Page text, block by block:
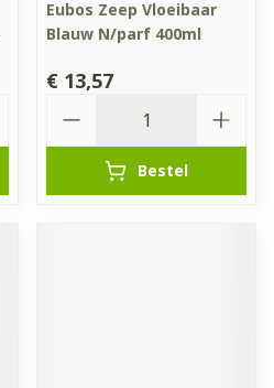
Eubos Zeep Vloeibaar
Blauw N/parf 400ml
€ 13,57
Bestel